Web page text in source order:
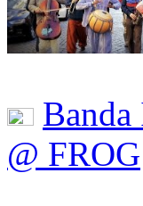
@ FROG